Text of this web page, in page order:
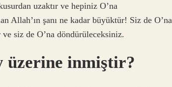
uzaktır ve hepiniz O’na
şanı ne kadar büyüktür! Siz de O’na
siz de O’na döndürüleceksiniz.
üzerine inmiştir?